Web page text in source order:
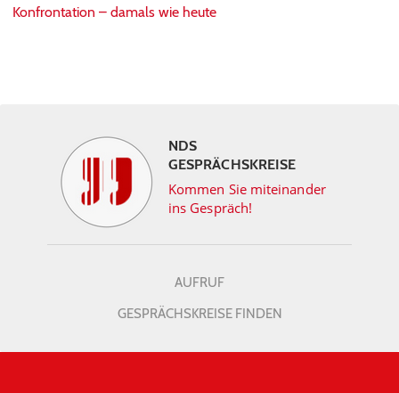
Konfrontation – damals wie heute
NDS
GESPRÄCHSKREISE
Kommen Sie miteinander
ins Gespräch!
AUFRUF
GESPRÄCHSKREISE FINDEN